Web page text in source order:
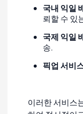
국내 익일
뢰할 수 있
국제 익일
송.
픽업 서비
이러한 서비스